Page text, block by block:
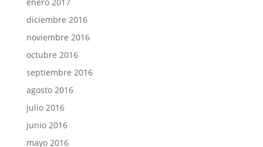
diciembre 2016
noviembre 2016
octubre 2016
septiembre 2016
agosto 2016
julio 2016
junio 2016
mayo 2016